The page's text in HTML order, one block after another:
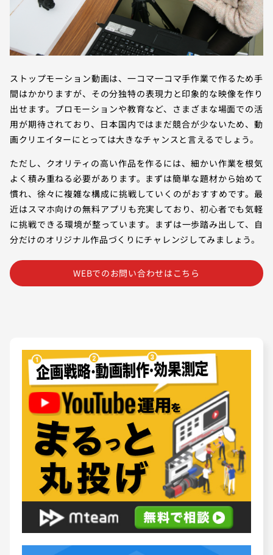
ストップモーション動画は、一コマ一コマ手作業で作るため手
間はかかりますが、その分独特の表現力と印象的な映像を作り
出せます。プロモーションや教育など、さまざまな場面での活
用が期待されており、日本国内ではまだ競合が少ないため、動
画クリエイターにとっては大きなチャンスと言えるでしょう。
ただし、クオリティの高い作品を作るには、細かい作業を根気
よく積み重ねる必要があります。まずは簡単な題材から始めて
慣れ、徐々に複雑な構成に挑戦していくのがおすすめです。最
近はスマホ向けの無料アプリも充実しており、初心者でも気軽
に挑戦できる環境が整っています。まずは一歩踏み出して、自
分だけのオリジナル作品づくりにチャレンジしてみましょう。
WEBでのお問い合わせはこちら